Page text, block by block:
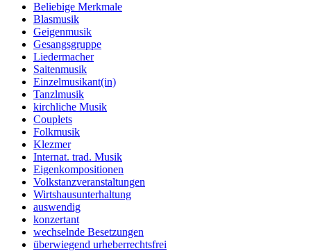
Beliebige Merkmale
Blasmusik
Geigenmusik
Gesangsgruppe
Liedermacher
Saitenmusik
Einzelmusikant(in)
Tanzlmusik
kirchliche Musik
Couplets
Folkmusik
Klezmer
Internat. trad. Musik
Eigenkompositionen
Volkstanzveranstaltungen
Wirtshausunterhaltung
auswendig
konzertant
wechselnde Besetzungen
überwiegend urheberrechtsfrei